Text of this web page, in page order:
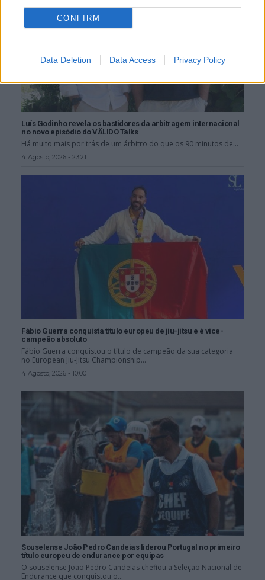
CONFIRM
Data Deletion Data Access Privacy Policy
Luís Godinho revela os bastidores da arbitragem internacional
no novo episódio do VÄLIDO Talks
Há muito mais por trás de um árbitro do que os 90 minutos de...
4 Agosto, 2026 - 23:21
Fábio Guerra conquista título europeu de jiu-jitsu e é vice-
campeão absoluto
Fábio Guerra conquistou o título de campeão da sua categoria
no European Jiu-Jitsu Championship...
4 Agosto, 2026 - 10:00
Souselense João Pedro Candeias liderou Portugal no primeiro
título europeu de endurance por equipas
O souselense João Pedro Candeias chefiou a Seleção Nacional de
Endurance que conquistou o...